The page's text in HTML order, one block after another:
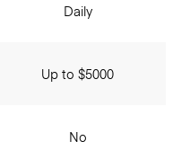
Daily
Up to $5000
No